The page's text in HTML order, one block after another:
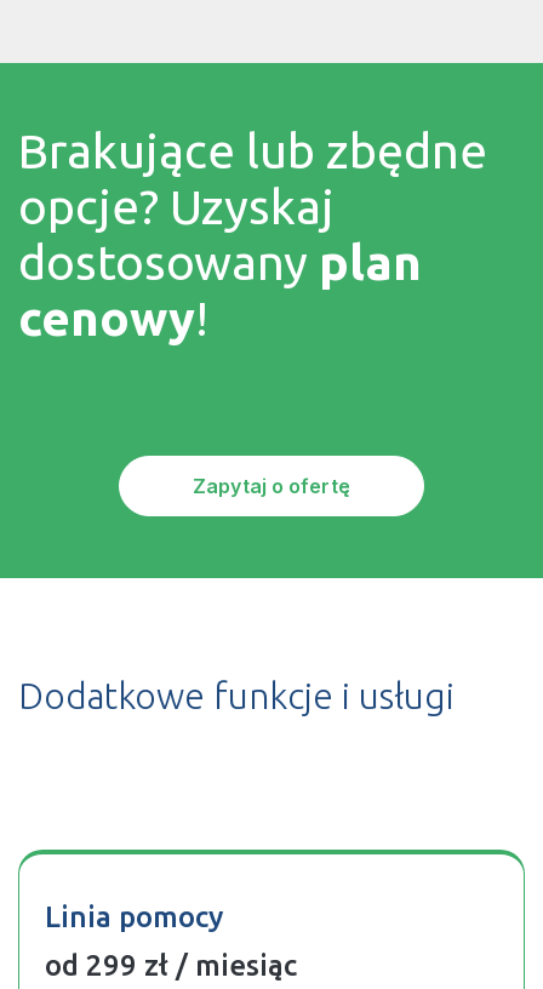
Brakujące lub zbędne
opcje? Uzyskaj
dostosowany plan
cenowy!
Zapytaj o ofertę
Dodatkowe funkcje i usługi
Linia pomocy
od 299 zł‎ / miesiąc